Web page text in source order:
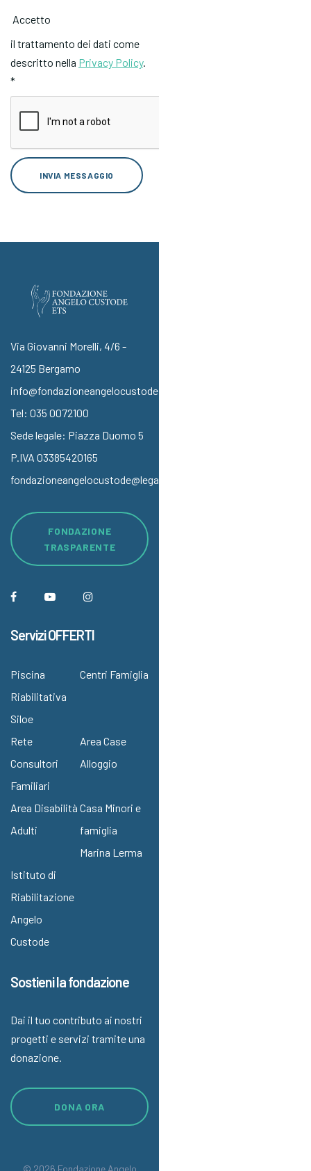
Accetto
il trattamento dei dati come
descritto nella Privacy Policy.
*
INVIA MESSAGGIO
Via Giovanni Morelli, 4/6 -
24125 Bergamo
info@fondazioneangelocustode.it
Tel: 035 0072100
Sede legale: Piazza Duomo 5
P.IVA 03385420165
fondazioneangelocustode@legalmail.it
FONDAZIONE
TRASPARENTE
Servizi OFFERTI
Piscina
Riabilitativa
Siloe
Centri Famiglia
Rete
Consultori
Familiari
Area Case
Alloggio
Area Disabilità
Adulti
Casa Minori e
famiglia
Marina Lerma
Istituto di
Riabilitazione
Angelo
Custode
Sostieni la fondazione
Dai il tuo contributo ai nostri
progetti e servizi tramite una
donazione.
DONA ORA
© 2026 Fondazione Angelo